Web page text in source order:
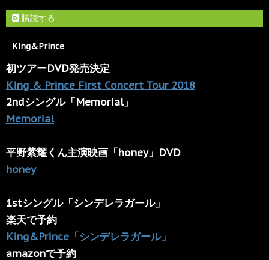
購読する
King&Prince
初ツアーDVD発売決定
King & Prince First Concert Tour 2018
2ndシングル「Memorial」
Memorial
平野紫耀くん主演映画「honey」DVD
honey
1stシングル「シンデレラガール」
楽天で予約
King&Prince「シンデレラガール」
amazonで予約